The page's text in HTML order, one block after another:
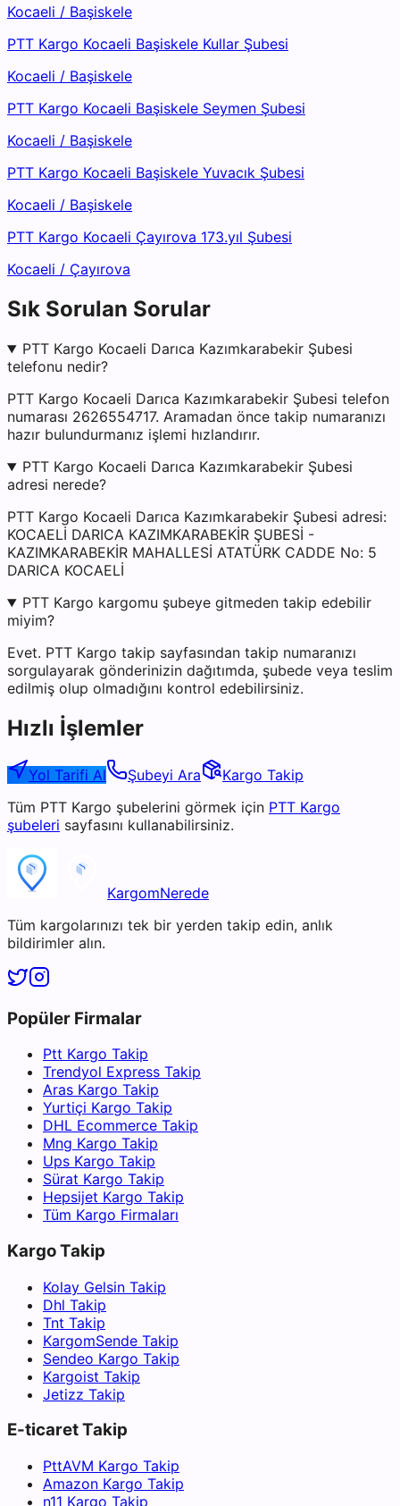
Kocaeli / Başiskele
PTT Kargo Kocaeli Başiskele Kullar Şubesi
Kocaeli / Başiskele
PTT Kargo Kocaeli Başiskele Seymen Şubesi
Kocaeli / Başiskele
PTT Kargo Kocaeli Başiskele Yuvacık Şubesi
Kocaeli / Başiskele
PTT Kargo Kocaeli Çayırova 173.yıl Şubesi
Kocaeli / Çayırova
Sık Sorulan Sorular
PTT Kargo Kocaeli Darıca Kazımkarabekir Şubesi
telefonu nedir?
PTT Kargo Kocaeli Darıca Kazımkarabekir Şubesi telefon
numarası 2626554717. Aramadan önce takip numaranızı
hazır bulundurmanız işlemi hızlandırır.
PTT Kargo Kocaeli Darıca Kazımkarabekir Şubesi
adresi nerede?
PTT Kargo Kocaeli Darıca Kazımkarabekir Şubesi adresi:
KOCAELİ DARICA KAZIMKARABEKİR ŞUBESİ -
KAZIMKARABEKİR MAHALLESİ ATATÜRK CADDE No: 5
DARICA KOCAELİ
PTT Kargo kargomu şubeye gitmeden takip edebilir
miyim?
Evet. PTT Kargo takip sayfasından takip numaranızı
sorgulayarak gönderinizin dağıtımda, şubede veya teslim
edilmiş olup olmadığını kontrol edebilirsiniz.
Hızlı İşlemler
Yol Tarifi Al Şubeyi Ara
Kargo Takip
Tüm PTT Kargo şubelerini görmek için PTT Kargo
şubeleri sayfasını kullanabilirsiniz.
KargomNerede
Tüm kargolarınızı tek bir yerden takip edin, anlık
bildirimler alın.
Popüler Firmalar
Ptt Kargo Takip
Trendyol Express Takip
Aras Kargo Takip
Yurtiçi Kargo Takip
DHL Ecommerce Takip
Mng Kargo Takip
Ups Kargo Takip
Sürat Kargo Takip
Hepsijet Kargo Takip
Tüm Kargo Firmaları
Kargo Takip
Kolay Gelsin Takip
Dhl Takip
Tnt Takip
KargomSende Takip
Sendeo Kargo Takip
Kargoist Takip
Jetizz Takip
E-ticaret Takip
PttAVM Kargo Takip
Amazon Kargo Takip
n11 Kargo Takip